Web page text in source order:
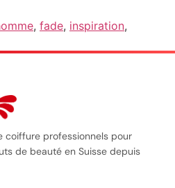
, fade, inspiration,
coiffure professionnels pour
de beauté en Suisse depuis